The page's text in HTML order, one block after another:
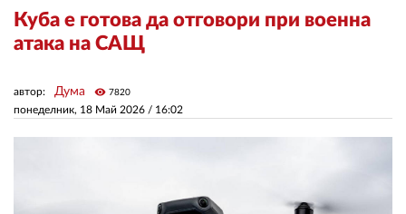
Куба е готова да отговори при военна
атака на САЩ
понеделник, 18 Май 2026 / 16:02
автор: Дума visibility 7820
ДРУГИ
АВТОРИ